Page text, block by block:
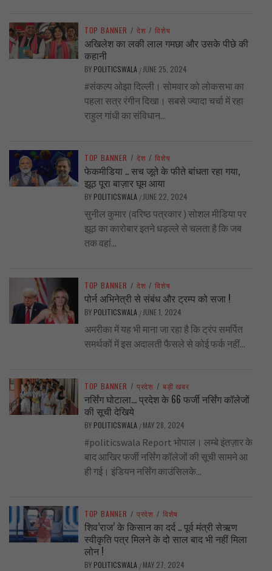
TOP BANNER / देश / विशेष
अखिलेश का लकी लाल गमछा और उसके पीछे की
कहानी
BY POLITICSWALA / JUNE 25, 2024
#संकल्प ओझा दिल्ली। सोमवार को लोकसभा का
पहला सत्र रंगीन दिखा। सबसे ज्यादा चर्चा में रहा
राहुल गांधी का संविधान...
TOP BANNER / देश / विशेष
फेकमीडिया .. सच जूते के फीते बांधता रहा गया,
झूठ पूरा बाज़ार घूम आया
BY POLITICSWALA / JUNE 22, 2024
सुनील कुमार (वरिष्ठ पत्रकार ) सोशल मीडिया पर
झूठ का कारोबार इतने धड़ल्ले से चलता है कि जब
तक वहां...
TOP BANNER / देश / विशेष
पोर्न अभिनेत्री से संबंध और ट्रम्प को सजा !
BY POLITICSWALA / JUNE 1, 2024
अमरीका में यह भी माना जा रहा है कि ट्रंप समर्पित
समर्थकों में इस अदालती फैसले से कोई फर्क नहीं...
TOP BANNER / प्रदेश / बड़ी खबर
नर्सिंग घोटाला… प्रदेश के 66 फर्जी नर्सिंग कॉलेजों
की सूची देखिये
BY POLITICSWALA / MAY 28, 2024
#politicswala Report भोपाल। लम्बे इंतज़ार के
बाद आखिर फर्जी नर्सिंग कॉलेजों की सूची सामने आ
ही गई। इंडियन नर्सिंग काउंसिलके...
TOP BANNER / प्रदेश / विशेष
शिव’राज’ के किसान का दर्द .. पूर्व मंत्री सेऋण
स्वीकृति पत्र मिलने के दो साल बाद भी नहीं मिला
लोन !
BY POLITICSWALA / MAY 27, 2024